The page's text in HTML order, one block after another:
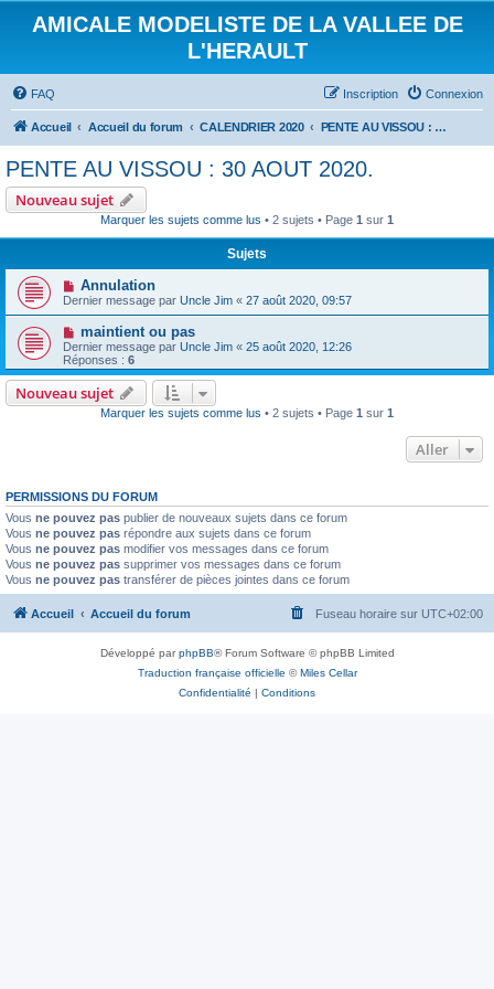
AMICALE MODELISTE DE LA VALLEE DE
L'HERAULT
FAQ Connexion
Inscription
Accueil Accueil du forum CALENDRIER 2020 PENTE AU VISSOU : 30 AOUT 2020.
PENTE AU VISSOU : 30 AOUT 2020.
Nouveau sujet
Marquer les sujets comme lus • 2 sujets • Page 1 sur 1
Sujets
Annulation
Dernier message par Uncle Jim « 27 août 2020, 09:57
maintient ou pas
Dernier message par Uncle Jim « 25 août 2020, 12:26
Réponses : 6
Nouveau sujet
Marquer les sujets comme lus • 2 sujets • Page 1 sur 1
Aller
PERMISSIONS DU FORUM
Vous ne pouvez pas publier de nouveaux sujets dans ce forum
Vous ne pouvez pas répondre aux sujets dans ce forum
Vous ne pouvez pas modifier vos messages dans ce forum
Vous ne pouvez pas supprimer vos messages dans ce forum
Vous ne pouvez pas transférer de pièces jointes dans ce forum
Accueil Accueil du forum Fuseau horaire sur UTC+02:00
Développé parphpBB® Forum Software © phpBB Limited
Traduction française officielle ©Miles Cellar
Confidentialité | Conditions